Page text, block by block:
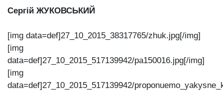
Сергій ЖУКОВСЬКИЙ
[img data=def]27_10_2015_38317765/zhuk.jpg[/img]
[img
data=def]27_10_2015_517139942/pa150016.jpg[/img]
[img
data=def]27_10_2015_517139942/